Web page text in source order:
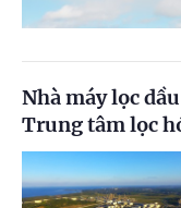
Nhà máy lọc
Trung tâm lọc